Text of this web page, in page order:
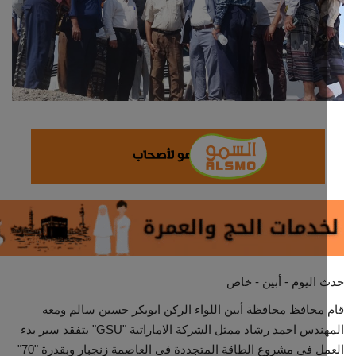
ثقافة وفن
اقتصاد
مؤسسة حدث اليوم
صحة
منصة حرة
تكنولوجيا وسيارات
اليوم - أبين - خاص
محافظ محافظة أبين اللواء الركن ابوبكر حسين سالم ومعه
المهندس احمد رشاد ممثل الشركة الاماراتية "GSU" بتفقد سير بدء